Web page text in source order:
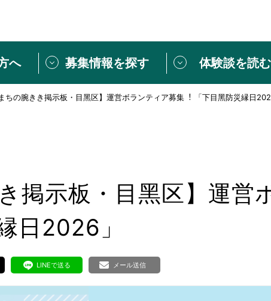
へ
ィアをしたい方は
レガシーネットワークとは ボランテ
募集情報を探す 体験談を読む
ボランテ
跡 ボランテ
まちの腕きき掲⽰板・⽬⿊区】運営ボランティア募集︕ 「下⽬⿊防災縁⽇
掲⽰板・⽬⿊区】運営
⽇2026」
LINEで送る メール送信